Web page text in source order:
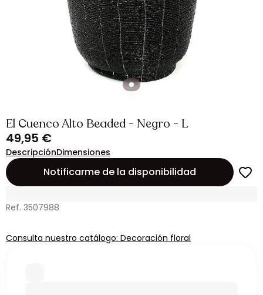
El Cuenco Alto Beaded - Negro - L
49,95 €
DescripciónDimensiones
Notificarme de la disponibilidad
Ref. 3507988
Consulta nuestro catálogo: Decoración floral